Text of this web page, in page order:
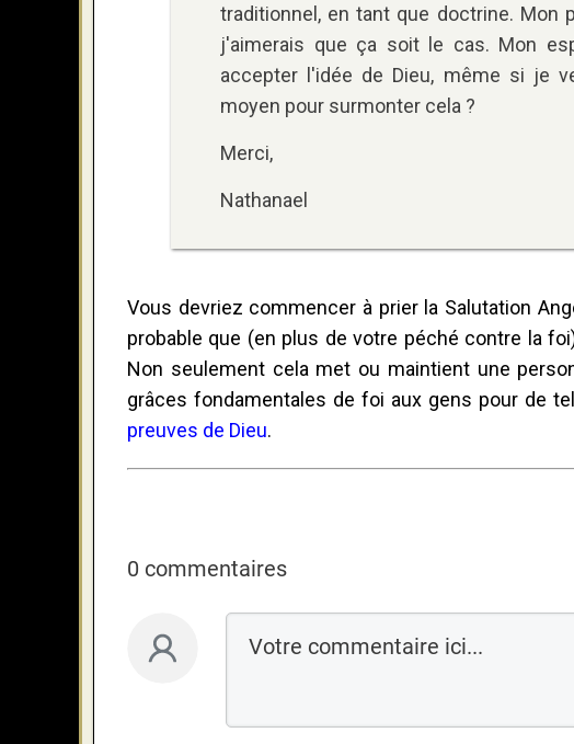
traditionnel, en tant que doctrine. Mon
j'aimerais que ça soit le cas. Mon
accepter l'idée de Dieu, même si je
moyen pour surmonter cela ?
Merci,
Nathanael
Vous devriez commencer à prier la Salutation
probable que (en plus de votre péché contre la
Non seulement cela met ou maintient une
grâces fondamentales de foi aux gens pour de
preuves de Dieu.
0 commentaires